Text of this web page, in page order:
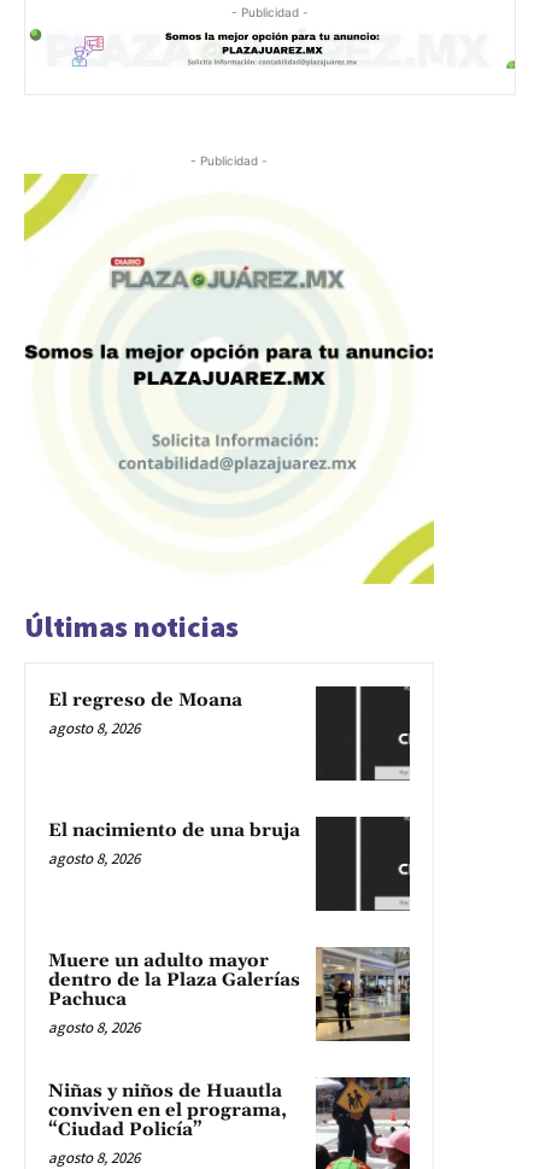
- Publicidad -
- Publicidad -
Últimas noticias
El regreso de Moana
agosto 8, 2026
El nacimiento de una bruja
agosto 8, 2026
Muere un adulto mayor
dentro de la Plaza Galerías
Pachuca
agosto 8, 2026
Niñas y niños de Huautla
conviven en el programa,
“Ciudad Policía”
agosto 8, 2026